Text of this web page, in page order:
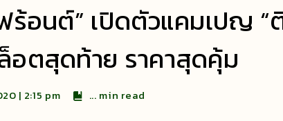
ร้อนต์” เปิดตัวแคมเปญ “
ตสุดท้าย ราคาสุดคุ้ม
| 2:15 pm ... min read